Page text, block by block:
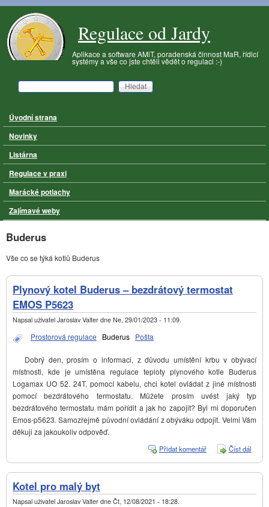
Regulace od Jardy
Aplikace a software AMiT, poradenská činnost MaR, řídicí
systémy a vše co jste chtěli vědět o regulaci :-)
Vyhledávání
Hledat
Hlavní menu
Úvodní strana
Novinky
Listárna
Regulace v praxi
Marácké potlachy
Zajímavé weby
Buderus
Vše co se týká kotlů Buderus
Plynový kotel Buderus – bezdrátový termostat
EMOS P5623
Napsal uživatel Jaroslav Valter dne Ne, 29/01/2023 - 11:09.
Prostorová regulace Buderus Pošta
Dobrý den, prosím o informaci, z důvodu umístění krbu v obývací
místnosti, kde je umístěna regulace teploty plynového kotle Buderus
Logamax UO 52. 24T, pomocí kabelu, chci kotel ovládat z jiné místnosti
pomocí bezdrátového termostatu. Můžete prosím uvést jaký typ
bezdrátového termostatu mám pořídit a jak ho zapojit? Byl mi doporučen
Emos-p5623. Samozřejmě původní ovládání z obýváku odpojit. Velmi Vám
děkuji za jakoukoliv odpověď.
Číst dál
kotel
Přidat komentář
Kotel pro malý byt
Napsal uživatel Jaroslav Valter dne Čt, 12/08/2021 - 18:28.